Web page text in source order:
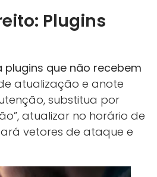
Plugins
plugins que não recebem
atualização e anote
substitua por
atualizar no horário de
vetores de ataque e